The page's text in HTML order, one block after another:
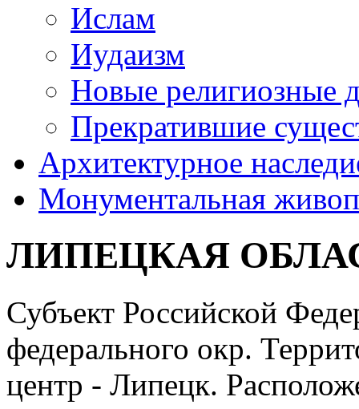
Ислам
Иудаизм
Новые религиозные
Прекратившие
Архитектурное
Монументальная
ЛИПЕЦКАЯ
Субъект Российской
федерального окр.
центр - Липецк.